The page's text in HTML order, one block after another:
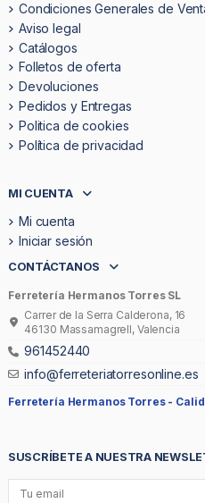
Condiciones Generales de
Aviso legal
Catálogos
Folletos de oferta
Devoluciones
Pedidos y Entregas
Politica de cookies
Política de privacidad
MI CUENTA
Mi cuenta
Iniciar sesión
CONTÁCTANOS
Ferretería Hermanos Torres SL
Carrer de la Serra Calderona, 16
46130 Massamagrell, Valencia
961452440
info@ferreteriatorresonline.es
Ferretería Hermanos Torres -
SUSCRÍBETE A NUESTRA